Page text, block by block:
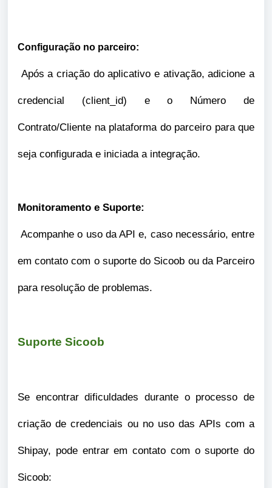
Configuração no parceiro:
Após a criação do aplicativo e ativação, adicione a
credencial (client_id) e o Número de
Contrato/Cliente na plataforma do parceiro para que
seja configurada e iniciada a integração.
Monitoramento e Suporte:
Acompanhe o uso da API e, caso necessário, entre
em contato com o suporte do Sicoob ou da Parceiro
para resolução de problemas.
Suporte Sicoob
Se encontrar dificuldades durante o processo de
criação de credenciais ou no uso das APIs com a
Shipay, pode entrar em contato com o suporte do
Sicoob: